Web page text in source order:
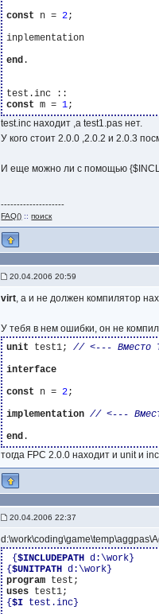
const
n = 2;
inplementation
end .
const m = 1
test.inc находит ,а test1.pas нет.
У кого стоит 2.0.0 ,2.0.2 и 2.0.3
И еще можно ли с помощью
--------------------
FAQ() ::поиск
20.04.2006 20:59
virt, а и не должен компилятор
У тебя в нем ошибки, он не
unit
test1;
interface
const
n = 2;
implementation
end
тогда FPC 2.0.0 находит и unit и
20.04.2006 22:37
{$INCLUDEPATH d:\work}
{$UNITPATH d:\work}
program
uses
{$I test.inc}